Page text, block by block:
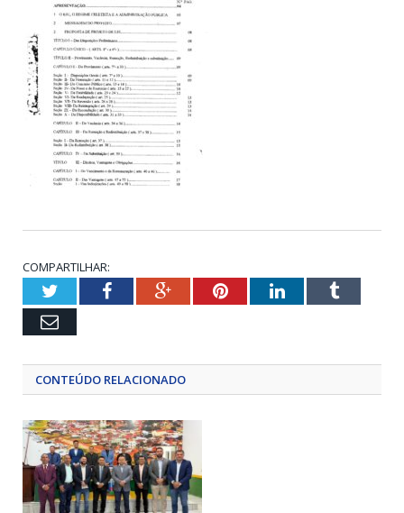
COMPARTILHAR:
TwitterFacebookGoogle+PinterestLinkedInTumblr
Email
CONTEÚDO RELACIONADO